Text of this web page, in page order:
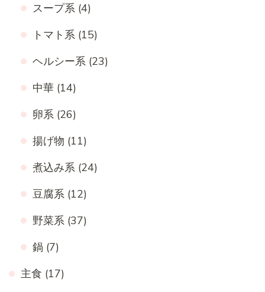
スープ系 (4)
トマト系 (15)
ヘルシー系 (23)
中華 (14)
卵系 (26)
揚げ物 (11)
煮込み系 (24)
豆腐系 (12)
野菜系 (37)
鍋 (7)
主食 (17)